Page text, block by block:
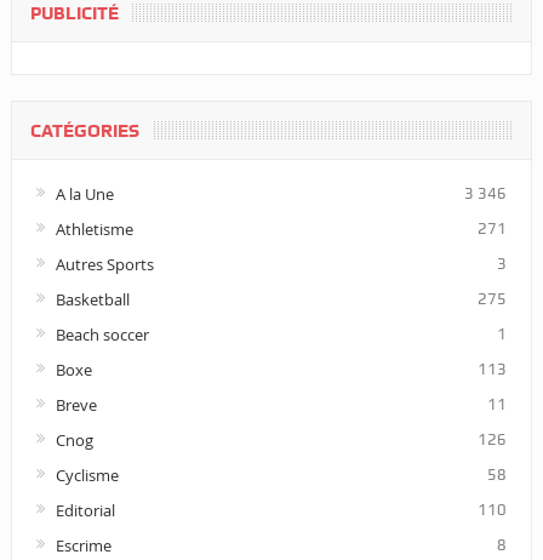
PUBLICITÉ
CATÉGORIES
A la Une 3 346
Athletisme 271
Autres Sports 3
Basketball 275
Beach soccer 1
Boxe 113
Breve 11
Cnog 126
Cyclisme 58
Editorial 110
Escrime 8